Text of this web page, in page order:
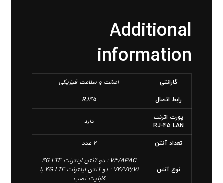
Additional
information
گارانتی اصالت و سلامت فیزیکی
رابط‌ اتصال RJ45
پورت اترنت
RJ-45 LAN
دارد
تعداد آنتن 2 عدد
نوع آنتن
V3/APAC : دو آنتن اینترنت 4G LTE
V4/V2/V1 : دو آنتن اینترنت 4G LTE با
قابلیت نصب